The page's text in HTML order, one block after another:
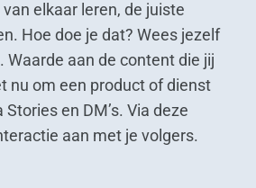
elkaar leren, de juiste
Hoe doe je dat? Wees jezelf
Waarde aan de content die jij
nu om een product of dienst
en DM’s. Via deze
aan met je volgers.